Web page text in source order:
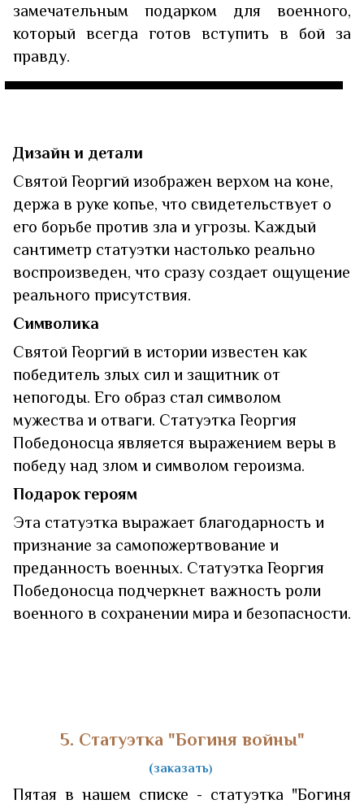
замечательным подарком для военного,
который всегда готов вступить в бой за
правду.
Дизайн и детали
Святой Георгий изображен верхом на коне,
держа в руке копье, что свидетельствует о
его борьбе против зла и угрозы. Каждый
сантиметр статуэтки настолько реально
воспроизведен, что сразу создает ощущение
реального присутствия.
Символика
Святой Георгий в истории известен как
победитель злых сил и защитник от
непогоды. Его образ стал символом
мужества и отваги. Статуэтка Георгия
Победоносца является выражением веры в
победу над злом и символом героизма.
Подарок героям
Эта статуэтка выражает благодарность и
признание за самопожертвование и
преданность военных. Статуэтка Георгия
Победоносца подчеркнет важность роли
военного в сохранении мира и безопасности.
5. Статуэтка "Богиня войны"
(заказать)
Пятая в нашем списке - статуэтка "Богиня